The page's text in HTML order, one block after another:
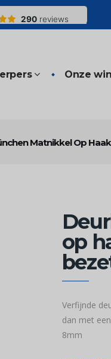
Onze
Matnikkel Op
op
Verfijnde
dan met
8mm